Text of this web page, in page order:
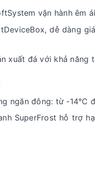
vận hành êm
dễ dàng
xuất đá với khả
ngăn đông: từ -14°C
SuperFrost hỗ trợ